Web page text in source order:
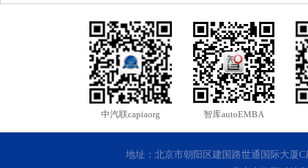
中汽联capiaorg 智库autoEMBA
地址：北京市朝阳区建国路世通国际大厦C